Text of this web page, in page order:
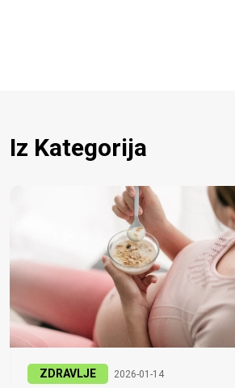
Iz Kategorija
ZDRAVLJE 2026-01-14